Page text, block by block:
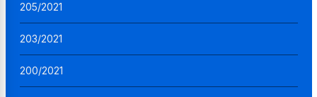
205/2021
203/2021
200/2021